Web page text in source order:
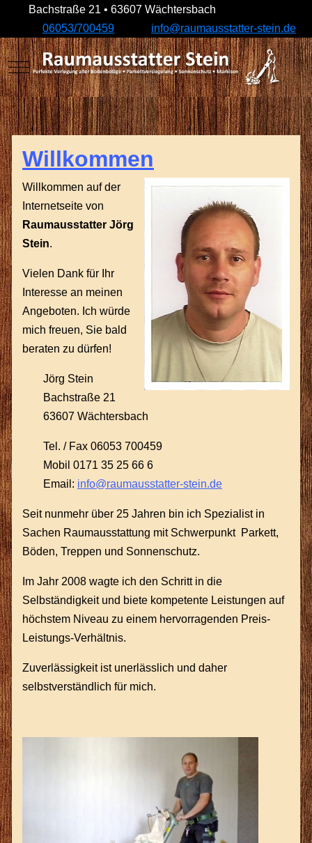
Bachstraße 21 • 63607 Wächtersbach
06053/700459
info@raumausstatter-stein.de
Mobile Menu Toggle
Willkommen
Willkommen auf der
Internetseite von
Raumausstatter Jörg
Stein.
Vielen Dank für Ihr
Interesse an meinen
Angeboten. Ich würde
mich freuen, Sie bald
beraten zu dürfen!
Jörg Stein
Bachstraße 21
63607 Wächtersbach
Tel. / Fax 06053 700459
Mobil 0171 35 25 66 6
Email: info@raumausstatter-stein.de
Seit nunmehr über 25 Jahren bin ich Spezialist in
Sachen Raumausstattung mit Schwerpunkt Parkett,
Böden, Treppen und Sonnenschutz.
Im Jahr 2008 wagte ich den Schritt in die
Selbständigkeit und biete kompetente Leistungen auf
höchstem Niveau zu einem hervorragenden Preis-
Leistungs-Verhältnis.
Zuverlässigkeit ist unerlässlich und daher
selbstverständlich für mich.